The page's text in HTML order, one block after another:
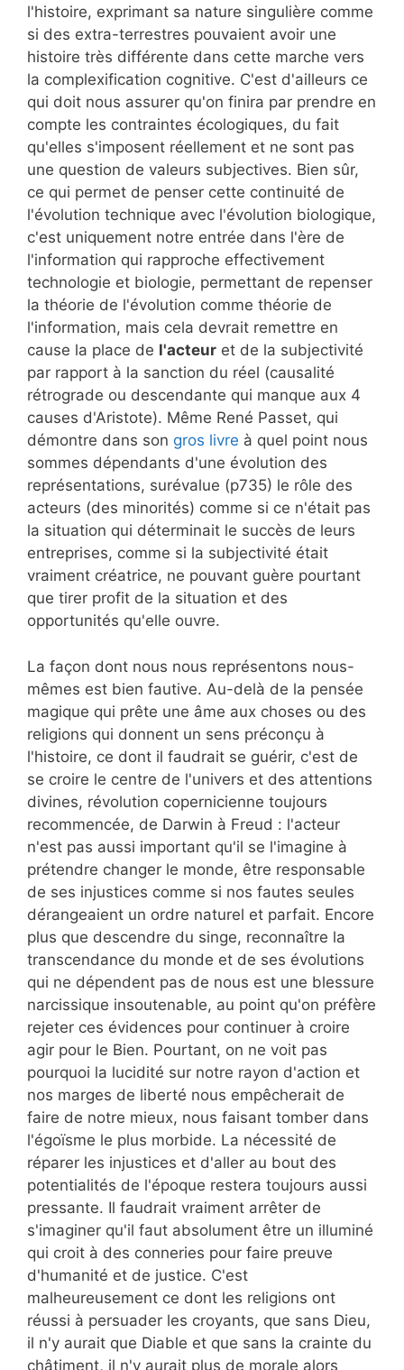
l'histoire, exprimant sa nature singulière comme
si des extra-terrestres pouvaient avoir une
histoire très différente dans cette marche vers
la complexification cognitive. C'est d'ailleurs ce
qui doit nous assurer qu'on finira par prendre en
compte les contraintes écologiques, du fait
qu'elles s'imposent réellement et ne sont pas
une question de valeurs subjectives. Bien sûr,
ce qui permet de penser cette continuité de
l'évolution technique avec l'évolution biologique,
c'est uniquement notre entrée dans l'ère de
l'information qui rapproche effectivement
technologie et biologie, permettant de repenser
la théorie de l'évolution comme théorie de
l'information, mais cela devrait remettre en
cause la place de l'acteur et de la subjectivité
par rapport à la sanction du réel (causalité
rétrograde ou descendante qui manque aux 4
causes d'Aristote). Même René Passet, qui
démontre dans son gros livre à quel point nous
sommes dépendants d'une évolution des
représentations, surévalue (p735) le rôle des
acteurs (des minorités) comme si ce n'était pas
la situation qui déterminait le succès de leurs
entreprises, comme si la subjectivité était
vraiment créatrice, ne pouvant guère pourtant
que tirer profit de la situation et des
opportunités qu'elle ouvre.
La façon dont nous nous représentons nous-
mêmes est bien fautive. Au-delà de la pensée
magique qui prête une âme aux choses ou des
religions qui donnent un sens préconçu à
l'histoire, ce dont il faudrait se guérir, c'est de
se croire le centre de l'univers et des attentions
divines, révolution copernicienne toujours
recommencée, de Darwin à Freud : l'acteur
n'est pas aussi important qu'il se l'imagine à
prétendre changer le monde, être responsable
de ses injustices comme si nos fautes seules
dérangeaient un ordre naturel et parfait. Encore
plus que descendre du singe, reconnaître la
transcendance du monde et de ses évolutions
qui ne dépendent pas de nous est une blessure
narcissique insoutenable, au point qu'on préfère
rejeter ces évidences pour continuer à croire
agir pour le Bien. Pourtant, on ne voit pas
pourquoi la lucidité sur notre rayon d'action et
nos marges de liberté nous empêcherait de
faire de notre mieux, nous faisant tomber dans
l'égoïsme le plus morbide. La nécessité de
réparer les injustices et d'aller au bout des
potentialités de l'époque restera toujours aussi
pressante. Il faudrait vraiment arrêter de
s'imaginer qu'il faut absolument être un illuminé
qui croit à des conneries pour faire preuve
d'humanité et de justice. C'est
malheureusement ce dont les religions ont
réussi à persuader les croyants, que sans Dieu,
il n'y aurait que Diable et que sans la crainte du
châtiment, il n'y aurait plus de morale alors